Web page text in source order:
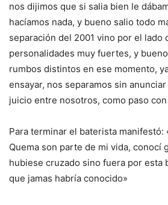
nos dijimos que si salia bien le
hacíamos nada, y bueno salio todo
separación del 2001 vino por el lado
personalidades muy fuertes, y
rumbos distintos en ese momento,
ensayar, nos separamos sin
juicio entre nosotros, como paso
Para terminar el baterista manifestó:
Quema son parte de mi vida, conocí
hubiese cruzado sino fuera por esta
que jamas habría conocido»